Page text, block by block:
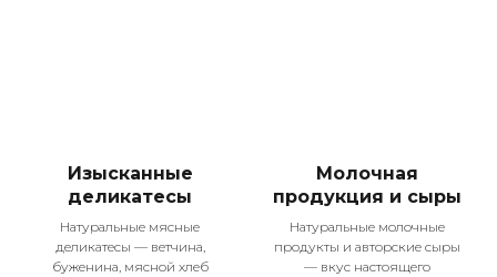
Изысканные
деликатесы
Натуральные мясные
деликатесы — ветчина,
буженина, мясной хлеб
Молочная
продукция и сыры
Натуральные молочные
продукты и авторские сыры
— вкус настоящего